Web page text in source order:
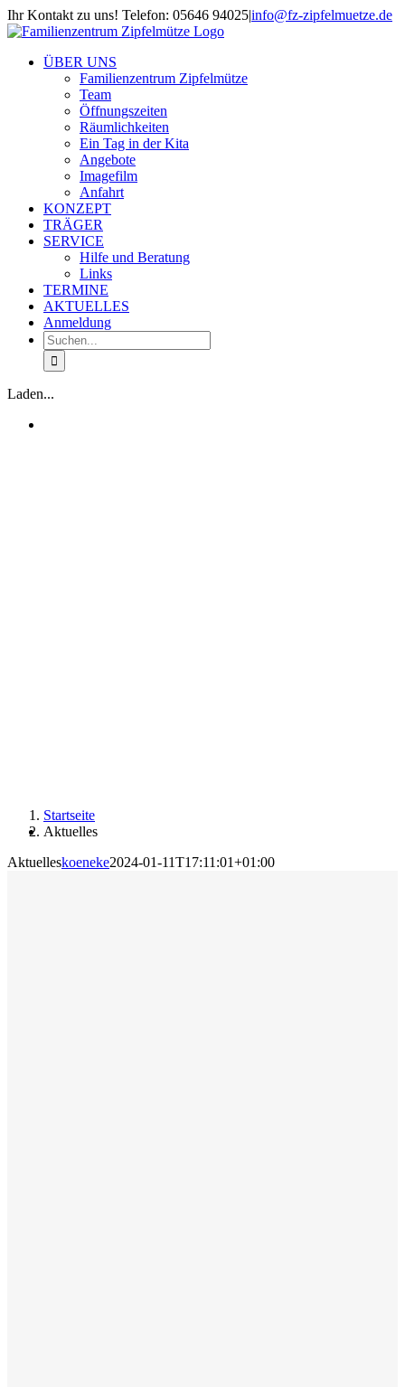
Zum
Inhalt
Ihr Kontakt zu uns! Telefon: 05646 94025|info@fz-zipfelmuetze.de
ÜBER UNS
Familienzentrum Zipfelmütze
Team
Öffnungszeiten
Räumlichkeiten
Ein Tag in der Kita
Angebote
Imagefilm
Anfahrt
KONZEPT
TRÄGER
SERVICE
Hilfe und Beratung
Links
TERMINE
AKTUELLES
Anmeldung
Suche
nach:
Laden...
Startseite
Aktuelles
Aktuelleskoeneke2024-01-11T17:11:01+01:00